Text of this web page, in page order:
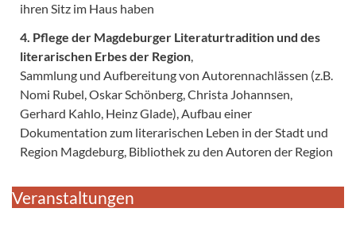
ihren Sitz im Haus haben
4. Pflege der Magdeburger Literaturtradition und des
literarischen Erbes der Region
Sammlung und Aufbereitung von Autorennachlässen (z.B.
Nomi Rubel, Oskar Schönberg, Christa Johannsen,
Gerhard Kahlo, Heinz Glade), Aufbau einer
Dokumentation zum literarischen Leben in der Stadt und
Region Magdeburg, Bibliothek zu den Autoren der Region
Veranstaltungen